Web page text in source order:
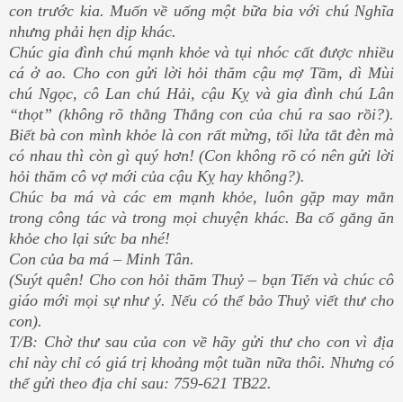
con trước kia. Muốn về uống một bữa bia với chú Nghĩa
nhưng phải hẹn dịp khác.
Chúc gia đình chú mạnh khỏe và tụi nhóc cất được nhiều
cá ở ao. Cho con gửi lời hỏi thăm cậu mợ Tầm, dì Mùi
chú Ngọc, cô Lan chú Hải, cậu Kỵ và gia đình chú Lân
“thọt” (không rõ thằng Thắng con của chú ra sao rồi?).
Biết bà con mình khỏe là con rất mừng, tối lửa tắt đèn mà
có nhau thì còn gì quý hơn! (Con không rõ có nên gửi lời
hỏi thăm cô vợ mới của cậu Kỵ hay không?).
Chúc ba má và các em mạnh khỏe, luôn gặp may mắn
trong công tác và trong mọi chuyện khác. Ba cố gắng ăn
khỏe cho lại sức ba nhé!
Con của ba má – Minh Tân.
(Suýt quên! Cho con hỏi thăm Thuỷ – bạn Tiến và chúc cô
giáo mới mọi sự như ý. Nếu có thể bảo Thuỷ viết thư cho
con).
T/B: Chờ thư sau của con về hãy gửi thư cho con vì địa
chỉ này chỉ có giá trị khoảng một tuần nữa thôi. Nhưng có
thể gửi theo địa chỉ sau: 759-621 TB22.